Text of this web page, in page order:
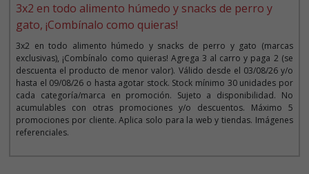
3x2 en todo alimento húmedo y snacks de perro y
gato, ¡Combínalo como quieras!
3x2 en todo alimento húmedo y snacks de perro y gato (marcas
exclusivas), ¡Combínalo como quieras! Agrega 3 al carro y paga 2 (se
descuenta el producto de menor valor). Válido desde el 03/08/26 y/o
hasta el 09/08/26 o hasta agotar stock. Stock mínimo 30 unidades por
cada categoría/marca en promoción. Sujeto a disponibilidad. No
acumulables con otras promociones y/o descuentos. Máximo 5
promociones por cliente. Aplica solo para la web y tiendas. Imágenes
referenciales.